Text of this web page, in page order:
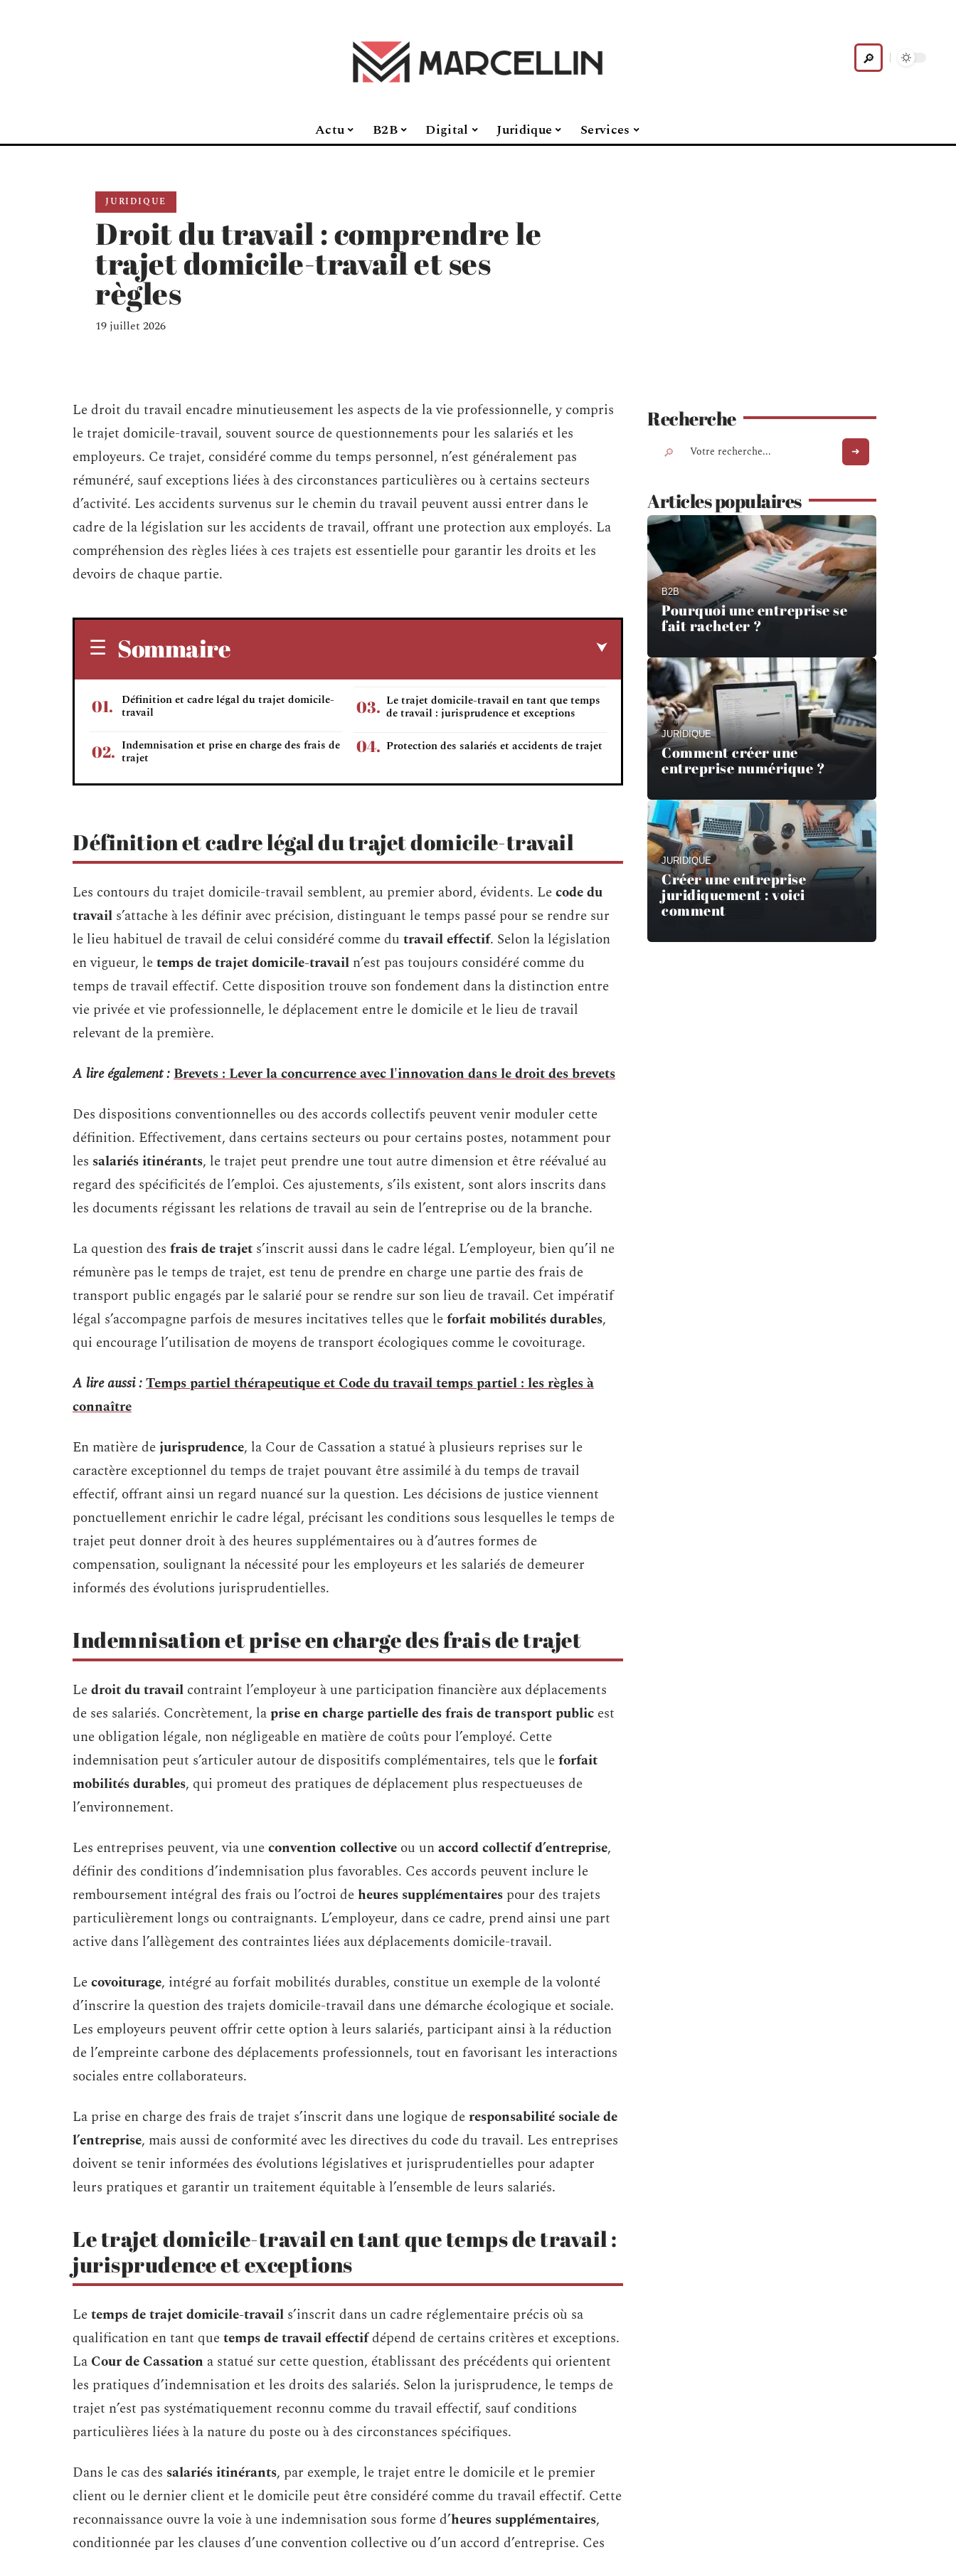
Actu B2B Digital Juridique Services
JURIDIQUE
Droit du travail : comprendre le
trajet domicile-travail et ses
règles
19 juillet 2026
Le droit du travail encadre minutieusement les aspects de la vie professionnelle, y compris
le trajet domicile-travail, souvent source de questionnements pour les salariés et les
employeurs. Ce trajet, considéré comme du temps personnel, n’est généralement pas
rémunéré, sauf exceptions liées à des circonstances particulières ou à certains secteurs
d’activité. Les accidents survenus sur le chemin du travail peuvent aussi entrer dans le
cadre de la législation sur les accidents de travail, offrant une protection aux employés. La
compréhension des règles liées à ces trajets est essentielle pour garantir les droits et les
devoirs de chaque partie.
Sommaire
Définition et cadre légal du trajet domicile-
travail
Indemnisation et prise en charge des frais de
trajet
Le trajet domicile-travail en tant que temps
de travail : jurisprudence et exceptions
Protection des salariés et accidents de trajet
Définition et cadre légal du trajet domicile-travail
Les contours du trajet domicile-travail semblent, au premier abord, évidents. Lecode du
travail s’attache à les définir avec précision, distinguant le temps passé pour se rendre sur
le lieu habituel de travail de celui considéré comme du travail effectif. Selon la législation
en vigueur, letemps de trajet domicile-travail n’est pas toujours considéré comme du
temps de travail effectif. Cette disposition trouve son fondement dans la distinction entre
vie privée et vie professionnelle, le déplacement entre le domicile et le lieu de travail
relevant de la première.
A lire également :Brevets : Lever la concurrence avec l'innovation dans le droit des brevets
Des dispositions conventionnelles ou des accords collectifs peuvent venir moduler cette
définition. Effectivement, dans certains secteurs ou pour certains postes, notamment pour
les salariés itinérants, le trajet peut prendre une tout autre dimension et être réévalué au
regard des spécificités de l’emploi. Ces ajustements, s’ils existent, sont alors inscrits dans
les documents régissant les relations de travail au sein de l’entreprise ou de la branche.
La question des frais de trajet s’inscrit aussi dans le cadre légal. L’employeur, bien qu’il ne
rémunère pas le temps de trajet, est tenu de prendre en charge une partie des frais de
transport public engagés par le salarié pour se rendre sur son lieu de travail. Cet impératif
légal s’accompagne parfois de mesures incitatives telles que leforfait mobilités durables,
qui encourage l’utilisation de moyens de transport écologiques comme le covoiturage.
A lire aussi :Temps partiel thérapeutique et Code du travail temps partiel : les règles à
connaître
En matière dejurisprudence, la Cour de Cassation a statué à plusieurs reprises sur le
caractère exceptionnel du temps de trajet pouvant être assimilé à du temps de travail
effectif, offrant ainsi un regard nuancé sur la question. Les décisions de justice viennent
ponctuellement enrichir le cadre légal, précisant les conditions sous lesquelles le temps de
trajet peut donner droit à des heures supplémentaires ou à d’autres formes de
compensation, soulignant la nécessité pour les employeurs et les salariés de demeurer
informés des évolutions jurisprudentielles.
Indemnisation et prise en charge des frais de trajet
Ledroit du travail contraint l’employeur à une participation financière aux déplacements
de ses salariés. Concrètement, laprise en charge partielle des frais de transport public est
une obligation légale, non négligeable en matière de coûts pour l’employé. Cette
indemnisation peut s’articuler autour de dispositifs complémentaires, tels que leforfait
mobilités durables, qui promeut des pratiques de déplacement plus respectueuses de
l’environnement.
Les entreprises peuvent, via uneconvention collective ou unaccord collectif d’entreprise,
définir des conditions d’indemnisation plus favorables. Ces accords peuvent inclure le
remboursement intégral des frais ou l’octroi deheures supplémentaires pour des trajets
particulièrement longs ou contraignants. L’employeur, dans ce cadre, prend ainsi une part
active dans l’allègement des contraintes liées aux déplacements domicile-travail.
Lecovoiturage, intégré au forfait mobilités durables, constitue un exemple de la volonté
d’inscrire la question des trajets domicile-travail dans une démarche écologique et sociale.
Les employeurs peuvent offrir cette option à leurs salariés, participant ainsi à la réduction
de l’empreinte carbone des déplacements professionnels, tout en favorisant les interactions
sociales entre collaborateurs.
La prise en charge des frais de trajet s’inscrit dans une logique deresponsabilité sociale de
l’entreprise, mais aussi de conformité avec les directives du code du travail. Les entreprises
doivent se tenir informées des évolutions législatives et jurisprudentielles pour adapter
leurs pratiques et garantir un traitement équitable à l’ensemble de leurs salariés.
Le trajet domicile-travail en tant que temps de travail :
jurisprudence et exceptions
Letemps de trajet domicile-travail s’inscrit dans un cadre réglementaire précis où sa
qualification en tant quetemps de travail effectifdépend de certains critères et exceptions.
La Cour de Cassation a statué sur cette question, établissant des précédents qui orientent
les pratiques d’indemnisation et les droits des salariés. Selon la jurisprudence, le temps de
trajet n’est pas systématiquement reconnu comme du travail effectif, sauf conditions
particulières liées à la nature du poste ou à des circonstances spécifiques.
Dans le cas des salariés itinérants, par exemple, le trajet entre le domicile et le premier
client ou le dernier client et le domicile peut être considéré comme du travail effectif. Cette
reconnaissance ouvre la voie à une indemnisation sous forme d’heures supplémentaires,
conditionnée par les clauses d’une convention collective ou d’un accord d’entreprise. Ces
Recherche
Articles populaires
B2B
Pourquoi une entreprise se
fait racheter ?
JURIDIQUE
Comment créer une
entreprise numérique ?
JURIDIQUE
Créer une entreprise
juridiquement : voici
comment